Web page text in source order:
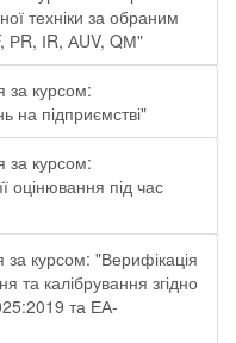
техніки за обраним
ІR, АUV, QМ"
за курсом:
на підприємстві"
за курсом:
оцінювання під час
курсом: "Верифікація
та калібрування згідно
та ЕА-